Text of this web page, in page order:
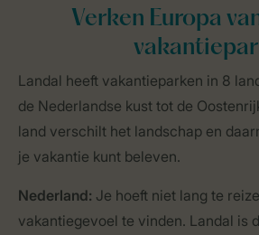
Verken Europa
Landal heeft vakantieparken in 8
de Nederlandse kust tot de
land verschilt het landschap en
je vakantie kunt beleven.
Nederland: Je hoeft niet lang te
vakantiegevoel te vinden. Landal is